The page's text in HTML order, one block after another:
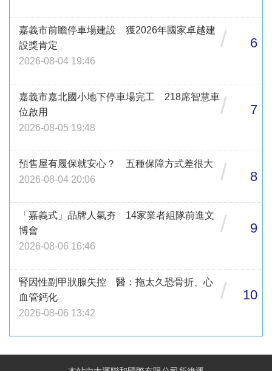
嘉義市前瞻停車場建設 獲2026年國家卓越建
設獎肯定
2026-08-04 19:46
/ 6
嘉義市嘉北國小地下停車場完工 218席智慧車
位啟用
2026-08-05 19:48
/ 7
預售屋有履保就安心？ 五種保障方式差很大
2026-08-04 20:06
/ 8
「嘉義式」品牌人氣夯 14家業者組隊前進文
博會
2026-08-06 16:46
/ 9
腎因性副甲狀腺失控 醫：拖太久恐骨折、心
血管鈣化
2026-08-06 13:42
/ 10